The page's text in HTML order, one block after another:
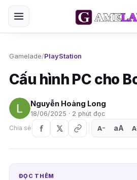
Gamelade/PlayStation
Cấu hình PC cho
Nguyễn Hoàng Long
18/06/2025 · 2 phút đọc
Chia sẻ
A− aA A
ĐỌC THÊM